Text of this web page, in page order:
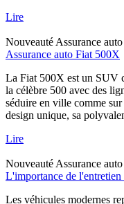
Lire
Nouveauté Assurance auto
Assurance auto Fiat 500X
La Fiat 500X est un SUV
la célèbre 500 avec des
séduire en ville comme
design unique, sa
Lire
Nouveauté Assurance auto
L'importance de l'entretien
Les véhicules modernes